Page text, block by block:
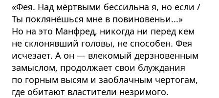
«Фея. Над мёртвыми бессильна я, но если /
Ты поклянёшься мне в повиновеньи...»
Но на это Манфред, никогда ни перед кем
не склонявший головы, не способен. Фея
исчезает. А он — влекомый дерзновенным
замыслом, продолжает свои блуждания
по горным высям и заоблачным чертогам,
где обитают властители незримого.